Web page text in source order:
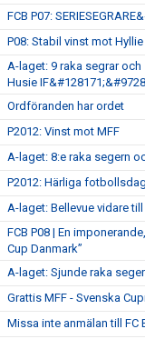
FCB P07:
P08: Stabil vinst mot Hyllie
A-laget: 9 raka segrar
Husie
Ordföranden har ordet
P2012: Vinst mot MFF
A-laget: 8:e raka segern
P2012: Härliga
A-laget: Bellevue vidare
FCB P08 | En
Cup Danmark”
A-laget: Sjunde raka
Grattis MFF - Svenska
Missa inte anmälan till FC